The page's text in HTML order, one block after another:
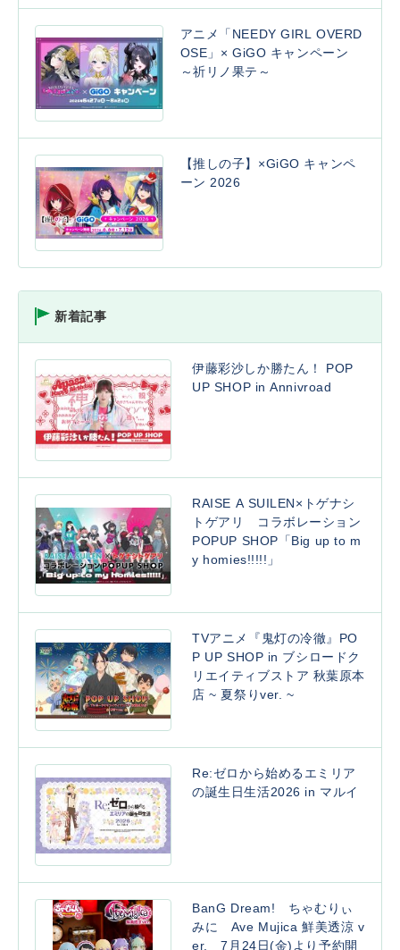
アニメ「NEEDY GIRL OVERD
OSE」× GiGO キャンペーン
～祈リノ果テ～
【推しの子】×GiGO キャンペ
ーン 2026
新着記事
伊藤彩沙しか勝たん！ POP
UP SHOP in Annivroad
RAISE A SUILEN×トゲナシ
トゲアリ コラボレーション
POPUP SHOP「Big up to m
y homies!!!!!」
TVアニメ『鬼灯の冷徹』PO
P UP SHOP in ブシロードク
リエイティブストア 秋葉原本
店 ~ 夏祭りver. ~
Re:ゼロから始めるエミリア
の誕生日生活2026 in マルイ
BanG Dream! ちゃむりぃ
みに Ave Mujica 鮮美透涼 v
er. 7月24日(金)より予約開